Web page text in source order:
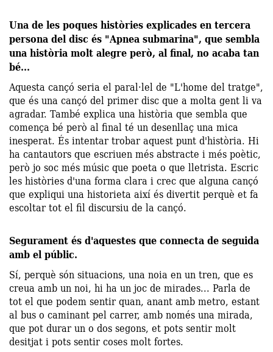
Una de les poques històries explicades en tercera
persona del disc és "Apnea submarina", que sembla
una història molt alegre però, al final, no acaba tan
bé...
Aquesta cançó seria el paral·lel de "L'home del tratge",
que és una cançó del primer disc que a molta gent li va
agradar. També explica una història que sembla que
comença bé però al final té un desenllaç una mica
inesperat. És intentar trobar aquest punt d'història. Hi
ha cantautors que escriuen més abstracte i més poètic,
però jo soc més músic que poeta o que lletrista. Escric
les històries d'una forma clara i crec que alguna cançó
que expliqui una historieta així és divertit perquè et fa
escoltar tot el fil discursiu de la cançó.
Segurament és d'aquestes que connecta de seguida
amb el públic.
Sí, perquè són situacions, una noia en un tren, que es
creua amb un noi, hi ha un joc de mirades... Parla de
tot el que podem sentir quan, anant amb metro, estant
al bus o caminant pel carrer, amb només una mirada,
que pot durar un o dos segons, et pots sentir molt
desitjat i pots sentir coses molt fortes.